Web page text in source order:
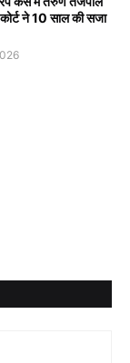
कोर्ट ने 10 साल की सजा